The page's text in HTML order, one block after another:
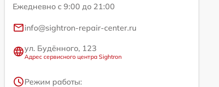
Ежедневно с 9:00 до 21:00
info@sightron-repair-center.ru
ул. Будённого, 123
Адрес сервисного центра Sightron
Режим работы: